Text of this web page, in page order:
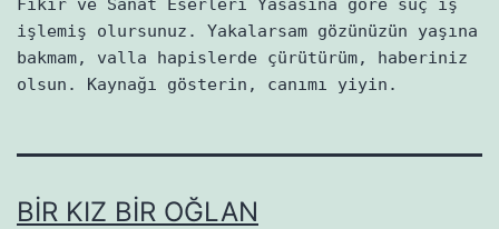
Fikir ve Sanat Eserleri Yasasına göre suç iş
işlemiş olursunuz. Yakalarsam gözünüzün yaşına
bakmam, valla hapislerde çürütürüm, haberiniz
olsun. Kaynağı gösterin, canımı yiyin.
BIR KIZ BIR OĞLAN